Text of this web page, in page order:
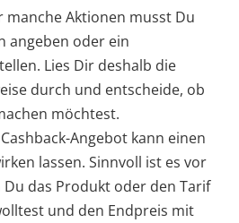
manche Aktionen musst Du
angeben oder ein
Lies Dir deshalb die
durch und entscheide, ob
möchtest.
Angebot kann einen
lassen. Sinnvoll ist es vor
das Produkt oder den Tarif
und den Endpreis mit